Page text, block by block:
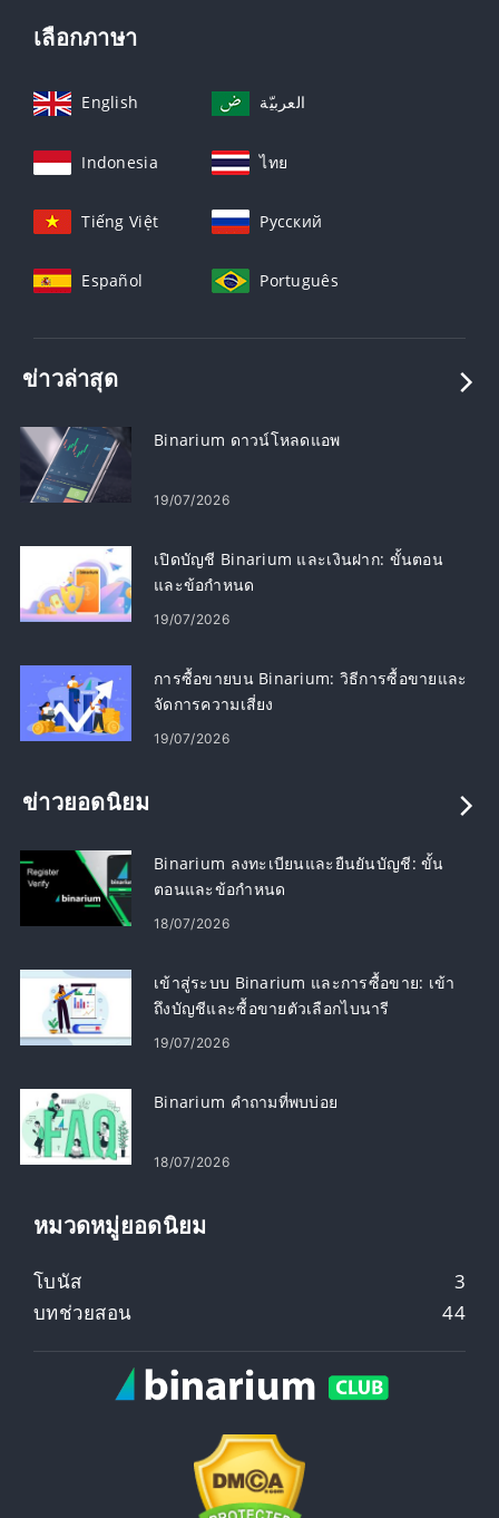
เลือกภาษา
English العربيّة
Indonesia ไทย
Tiếng Việt Русский
Español Português
ข่าวล่าสุด
Binarium ดาวน์โหลดแอพ
19/07/2026
เปิดบัญชี Binarium และเงินฝาก: ขั้นตอน
และข้อกำหนด
19/07/2026
การซื้อขายบน Binarium: วิธีการซื้อขายและ
จัดการความเสี่ยง
19/07/2026
ข่าวยอดนิยม
Binarium ลงทะเบียนและยืนยันบัญชี: ขั้น
ตอนและข้อกำหนด
18/07/2026
เข้าสู่ระบบ Binarium และการซื้อขาย: เข้า
ถึงบัญชีและซื้อขายตัวเลือกไบนารี
19/07/2026
Binarium คำถามที่พบบ่อย
18/07/2026
หมวดหมู่ยอดนิยม
โบนัส
3
บทช่วยสอน
44